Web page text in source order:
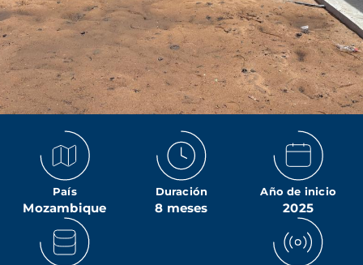
País
Mozambique
Duración
8 meses
Año de inicio
2025